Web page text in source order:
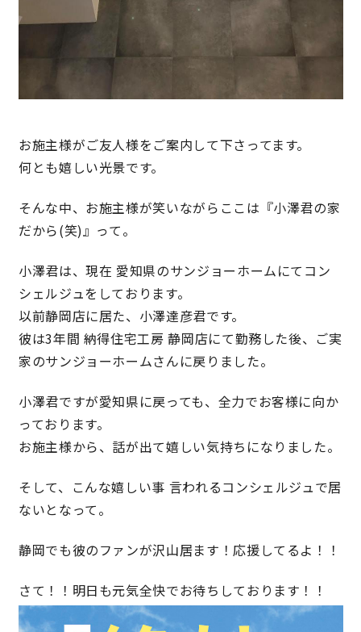
耐震等級3 & 許容応力度計算 全棟標準
徹底したコストダウンの追求
2030年の省エネ基準住宅
100年点検住宅
生涯続く安心のアフターフォロー
ラインナップ
最響の家
nattoku住宅25周年記念モデル
キママプラス
お施主様がご友人様をご案内して下さってます。
何とも嬉しい光景です。
そんな中、お施主様が笑いながらここは『小澤君の家
だから(笑)』って。
小澤君は、現在 愛知県のサンジョーホームにてコン
シェルジュをしております。
以前静岡店に居た、小澤達彦君です。
彼は3年間 納得住宅工房 静岡店にて勤務した後、ご実
家のサンジョーホームさんに戻りました。
小澤君ですが愛知県に戻っても、全力でお客様に向か
っております。
お施主様から、話が出て嬉しい気持ちになりました。
そして、こんな嬉しい事 言われるコンシェルジュで居
ないとなって。
静岡でも彼のファンが沢山居ます！応援してるよ！！
さて！！明日も元気全快でお待ちしております！！